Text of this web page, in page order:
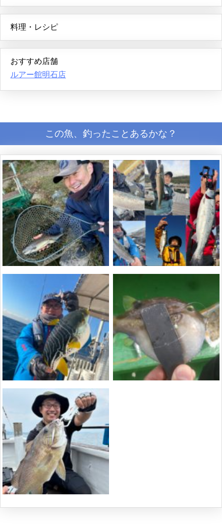
料理・レシピ
おすすめ店舗
ルアー館明石店
この魚、釣ったことあるかな？